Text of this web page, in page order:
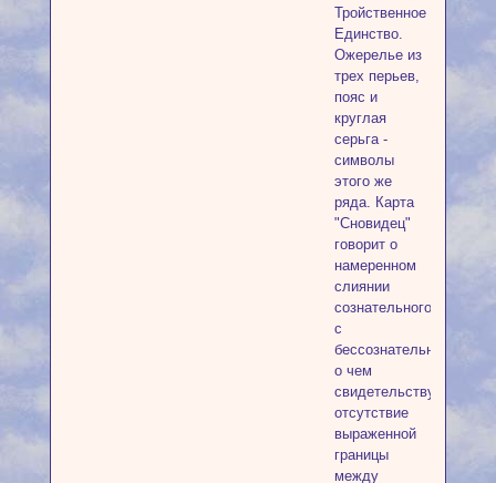
Тройственное
Единство.
Ожерелье из
трех перьев,
пояс и
круглая
серьга -
символы
этого же
ряда. Карта
"Сновидец"
говорит о
намеренном
слиянии
сознательного
с
бессознательным
о чем
свидетельствует
отсутствие
выраженной
границы
между